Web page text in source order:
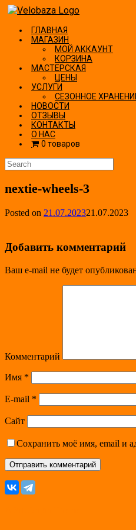
Skip
contentГЛАВНАЯ
МАГАЗИН
МОЙ АККАУНТ
КОРЗИНА
МАСТЕРСКАЯ
ЦЕНЫ
УСЛУГИ
СЕЗОННОЕ
НОВОСТИ
ОТЗЫВЫ
КОНТАКТЫ
О НАС
0 товаров
Search
nextie-wheels-3
Posted on 21.07.202321.07.2023
Добавить комментарий
Ваш e-mail не будет
Комментарий
Имя *
E-mail *
Сайт
Сохранить моё имя, email и